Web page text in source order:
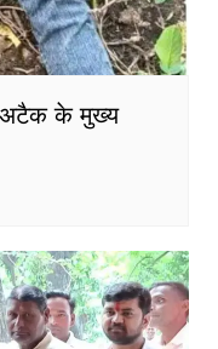
अटैक के मुख्य